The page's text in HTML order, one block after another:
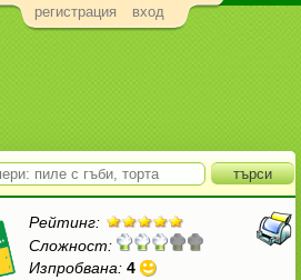
регистрация вход
Рейтинг:
Сложност:
Изпробвана: 4